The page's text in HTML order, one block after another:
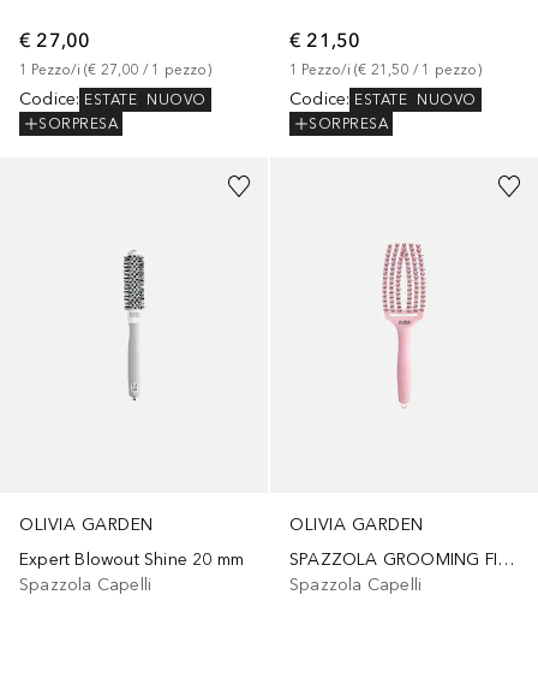
€ 27,00
1 Pezzo/i (€ 27,00 / 1 pezzo)
Codice: ESTATE
NUOVO
SORPRESA
€ 21,50
1 Pezzo/i (€ 21,50 / 1 pezzo)
Codice: ESTATE
NUOVO
SORPRESA
OLIVIA GARDEN
Expert Blowout Shine 20 mm
Spazzola Capelli
OLIVIA GARDEN
SPAZZOLA GROOMING FINGERBRUSH PASTEL PINK
Spazzola Capelli